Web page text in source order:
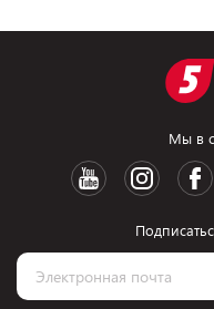
Мы в